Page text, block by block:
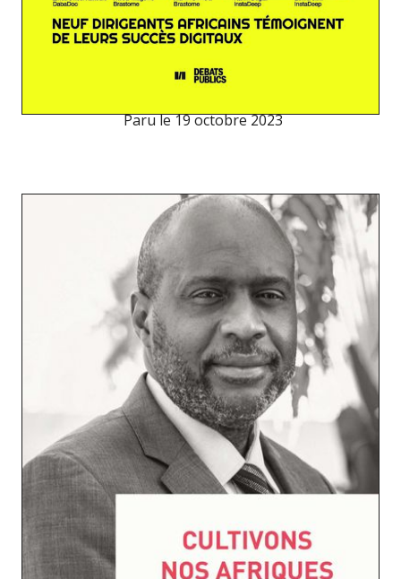
Paru le19 octobre 2023